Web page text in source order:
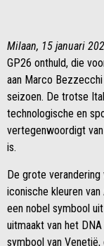
Milaan, 15 januari
GP26 onthuld, die
aan Marco
seizoen. De trotse
technologische en
vertegenwoordigt
is.
De grote
iconische kleuren
een nobel symbool
uitmaakt van het
symbool van